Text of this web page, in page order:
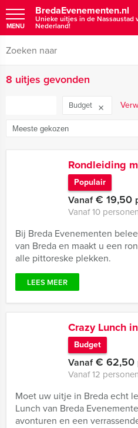
BredaEvenementen.nl
Unieke uitjes in de Nassaustad
Nederland!
MENU
8 uitjes gevonden
Budget
Rondleiding
Populair
Vanaf€ 19,50
Vanaf 10
Bij Breda Evenementen
van Breda en maakt u een
alle pittoreske plekken.
LEES MEER
Crazy Lunch
Budget
Vanaf€ 62,50
Vanaf 12
Moet uw uitje in Breda echt
Lunch van Breda
avonturen en een